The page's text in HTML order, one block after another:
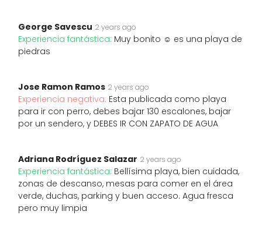
George Savescu 2 years ago
Experiencia fantástica: Muy bonito ☺️ es una playa de
piedras️
Jose Ramon Ramos 2 years ago
Experiencia negativa: Esta publicada como playa
para ir con perro, debes bajar 130 escalones, bajar
por un sendero, y DEBES IR CON ZAPATO DE AGUA
Adriana Rodríguez Salazar 2 years ago
Experiencia fantástica: Bellísima playa, bien cuidada,
zonas de descanso, mesas para comer en el área
verde, duchas, parking y buen acceso. Agua fresca
pero muy limpia